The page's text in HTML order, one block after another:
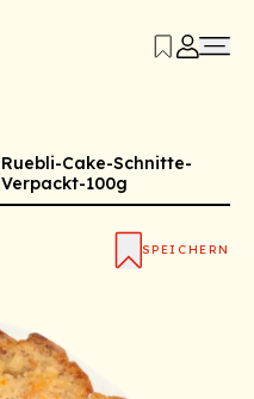
Ruebli-Cake-Schnitte-
Verpackt-100g
SPEICHERN